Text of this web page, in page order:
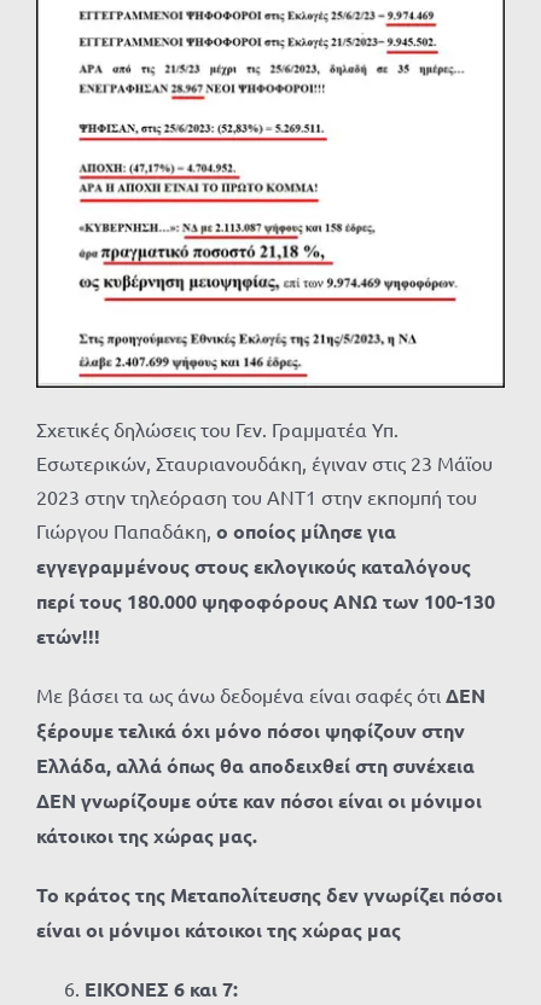
Σχετικές δηλώσεις του Γεν. Γραμματέα Υπ.
Εσωτερικών, Σταυριανουδάκη, έγιναν στις 23 Μάϊου
2023 στην τηλεόραση του ΑΝΤ1 στην εκπομπή του
Γιώργου Παπαδάκη, ο οποίος μίλησε για
εγγεγραμμένους στους εκλογικούς καταλόγους
περί τους 180.000 ψηφοφόρους ΑΝΩ των 100-130
ετών!!!
Με βάσει τα ως άνω δεδομένα είναι σαφές ότι ΔΕΝ
ξέρουμε τελικά όχι μόνο πόσοι ψηφίζουν στην
Ελλάδα, αλλά όπως θα αποδειχθεί στη συνέχεια
ΔΕΝ γνωρίζουμε ούτε καν πόσοι είναι οι μόνιμοι
κάτοικοι της χώρας μας.
Το κράτος της Μεταπολίτευσης δεν γνωρίζει πόσοι
είναι οι μόνιμοι κάτοικοι της χώρας μας
ΕΙΚΟΝΕΣ 6 και 7: